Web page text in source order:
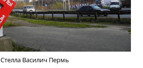
Стелла Василич Пермь